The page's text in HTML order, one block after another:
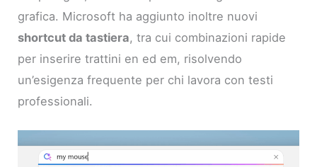
grafica. Microsoft ha aggiunto inoltre nuovi
shortcut da tastiera, tra cui combinazioni rapide
per inserire trattini en ed em, risolvendo
un’esigenza frequente per chi lavora con testi
professionali.